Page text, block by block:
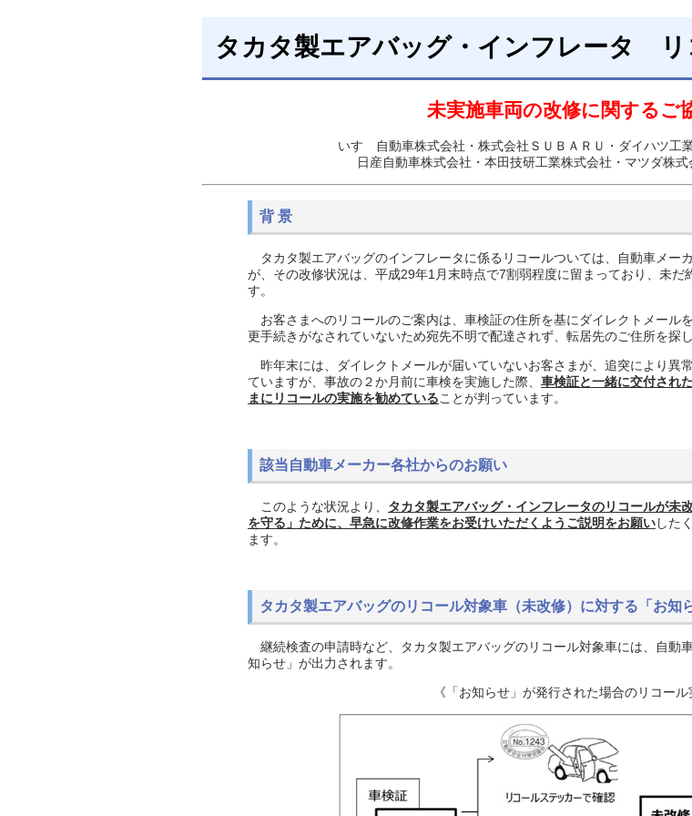
タカタ製エアバッグ・インフレータ リ
未実施車両の改修に関するご
いすゞ自動車株式会社・株式会社ＳＵＢＡＲＵ・ダイハツ工
日産自動車株式会社・本田技研工業株式会社・マツダ株
背 景
タカタ製エアバッグのインフレータに係るリコールついては、自動車メー
が、その改修状況は、平成29年1月末時点で7割弱程度に留まっており、未
す。
お客さまへのリコールのご案内は、車検証の住所を基にダイレクトメール
更手続きがなされていないため宛先不明で配達されず、転居先のご住所を探
昨年末には、ダイレクトメールが届いていないお客さまが、追突により異
ていますが、事故の２か月前に車検を実施した際、 車検証と一緒に交付され
まにリコールの実施を勧めていることが判っています。
該当自動車メーカー各社からのお願い
このような状況より、 タカタ製エアバッグ・インフレータのリコールが未
を守る」ために、早急に改修作業をお受けいただくようご説明をお願いした
ます。
タカタ製エアバッグのリコール対象車（未改修）に対する「お知
継続検査の申請時など、タカタ製エアバッグのリコール対象車には、自動
知らせ」が出力されます。
《「お知らせ」が発行された場合のリコール